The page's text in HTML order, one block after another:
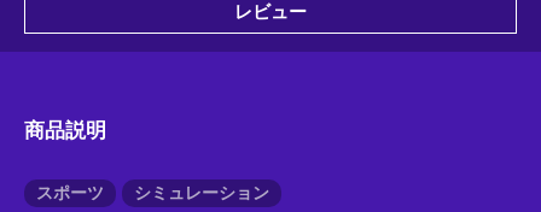
レビュー
商品説明
スポーツ シミュレーション